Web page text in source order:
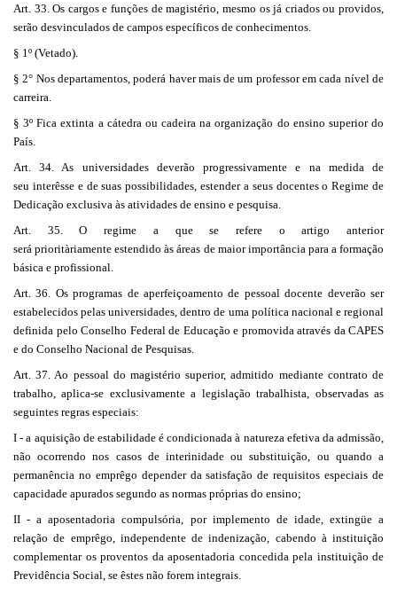
Art. 33. Os cargos e funções de magistério, mesmo os já criados ou providos,
serão desvinculados de campos específicos de conhecimentos.
§ 1º (Vetado).
§ 2° Nos departamentos, poderá haver mais de um professor em cada nível de
carreira.
§ 3º Fica extinta a cátedra ou cadeira na organização do ensino superior do
País.
Art. 34. As universidades deverão progressivamente e na medida de
seu interêsse e de suas possibilidades, estender a seus docentes o Regime de
Dedicação exclusiva às atividades de ensino e pesquisa.
Art. 35. O regime a que se refere o artigo anterior
será prioritàriamente estendido às áreas de maior importância para a formação
básica e profissional.
Art. 36. Os programas de aperfeiçoamento de pessoal docente deverão ser
estabelecidos pelas universidades, dentro de uma política nacional e regional
definida pelo Conselho Federal de Educação e promovida através da CAPES
e do Conselho Nacional de Pesquisas.
Art. 37. Ao pessoal do magistério superior, admitido mediante contrato de
trabalho, aplica-se exclusivamente a legislação trabalhista, observadas as
seguintes regras especiais:
I - a aquisição de estabilidade é condicionada à natureza efetiva da admissão,
não ocorrendo nos casos de interinidade ou substituição, ou quando a
permanência no emprêgo depender da satisfação de requisitos especiais de
capacidade apurados segundo as normas próprias do ensino;
II - a aposentadoria compulsória, por implemento de idade, extingüe a
relação de emprêgo, independente de indenização, cabendo à instituição
complementar os proventos da aposentadoria concedida pela instituição de
Previdência Social, se êstes não forem integrais.